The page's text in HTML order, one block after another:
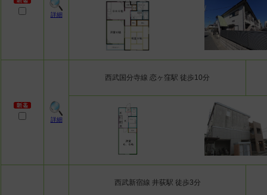
詳細
詳細
西武国分寺線 恋ヶ窪駅 徒歩10分
西武新宿線 井荻駅 徒歩3分